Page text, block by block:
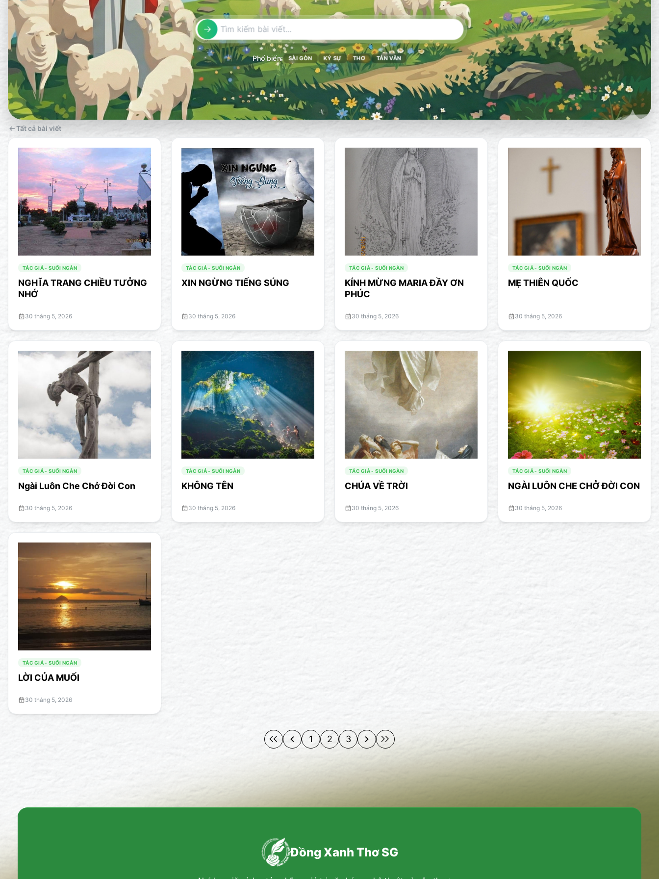
Phổ biến: SÀI GÒN KÝ SỰ THƠ TẢN VĂN
Tất cả bài viết
TÁC GIẢ - SUỐI NGÀN
NGHĨA TRANG CHIỀU TƯỞNG
NHỚ
30 tháng 5, 2026
TÁC GIẢ - SUỐI NGÀN
XIN NGỪNG TIẾNG SÚNG
30 tháng 5, 2026
TÁC GIẢ - SUỐI NGÀN
KÍNH MỪNG MARIA ĐẦY ƠN
PHÚC
30 tháng 5, 2026
TÁC GIẢ - SUỐI NGÀN
MẸ THIÊN QUỐC
30 tháng 5, 2026
TÁC GIẢ - SUỐI NGÀN
Ngài Luôn Che Chở Đời Con
30 tháng 5, 2026
TÁC GIẢ - SUỐI NGÀN
KHÔNG TÊN
30 tháng 5, 2026
TÁC GIẢ - SUỐI NGÀN
CHÚA VỀ TRỜI
30 tháng 5, 2026
TÁC GIẢ - SUỐI NGÀN
NGÀI LUÔN CHE CHỞ ĐỜI CON
30 tháng 5, 2026
TÁC GIẢ - SUỐI NGÀN
LỜI CỦA MUỐI
30 tháng 5, 2026
1 2 3
Đồng Xanh Thơ SG